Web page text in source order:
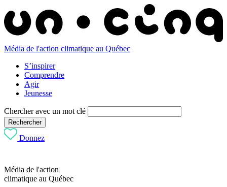
Média de l'action climatique au Québec
S’inspirer
Comprendre
Agir
Jeunesse
Chercher avec un mot clé
Rechercher
Donnez
Média de l'action
climatique au Québec